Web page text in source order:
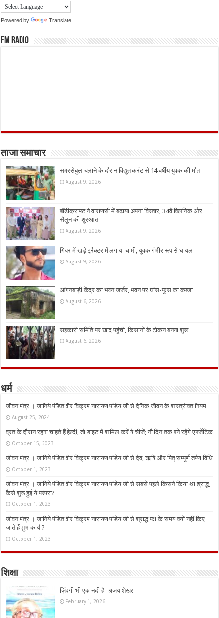
Powered by Translate
FM Radio
ताजा समाचार
समरसेबुल चलाने के दौरान विद्युत करंट से 14 वर्षीय युवक की मौत
August 9, 2026
बॉडीक्राफ्ट ने वाराणसी में बढ़ाया अपना विस्तार, 34वें क्लिनिक और
सैलून की शुरुआत
August 9, 2026
गियर में खड़े ट्रैक्टर में लगाया चाभी, युवक गंभीर रूप से घायल
August 9, 2026
आंगनबाड़ी केंद्र का भवन जर्जर, भवन पर घांस-फूस का कब्जा
August 6, 2026
सहकारी समिति पर खाद पहुंची, किसानों के टोकन बनना शुरू
August 6, 2026
धर्म
जीवन मंत्र । जानिये पंडित वीर विक्रम नारायण पांडेय जी से दैनिक जीवन के शास्त्रोक्त नियम
August 25, 2024
व्रत के दौरान रहना चाहते हैं हेल्दी, तो डाइट में शामिल करें ये चीजें; नौ दिन तक बने रहेंगे एनर्जेटिक
October 15, 2023
जीवन मंत्र । जानिये पंडित वीर विक्रम नारायण पांडेय जी से देव, ऋषि और पितृ सम्पूर्ण तर्पण विधि
October 1, 2023
जीवन मंत्र । जानिये पंडित वीर विक्रम नारायण पांडेय जी से सबसे पहले किसने किया था श्राद्ध,
कैसे शुरू हुई ये परंपरा?
October 1, 2023
जीवन मंत्र । जानिये पंडित वीर विक्रम नारायण पांडेय जी से श्राद्ध पक्ष के समय क्यों नहीं किए
जाते हैं शुभ कार्य ?
October 1, 2023
शिक्षा
ज़िंदगी भी एक नदी है- अजय शेखर
February 1, 2026